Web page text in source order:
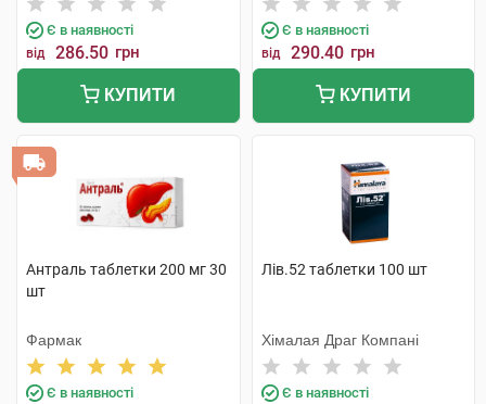
Є в наявності
від 286.50 грн
КУПИТИ
Є в наявності
від 290.40 грн
КУПИТИ
Антраль таблетки 200 мг 30
шт
Фармак
Є в наявності
Лів.52 таблетки 100 шт
Хімалая Драг Компані
Є в наявності